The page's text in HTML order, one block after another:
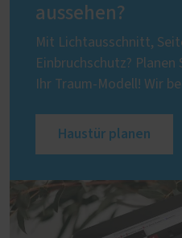
aussehen?
Mit Lichtausschnitt,
Einbruchschutz?
Ihr Traum-Modell! Wir
Haustür planen